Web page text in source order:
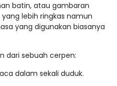
batin, atau gambaran
lebih ringkas namun
yang digunakan biasanya
dari sebuah cerpen:
dalam sekali duduk.